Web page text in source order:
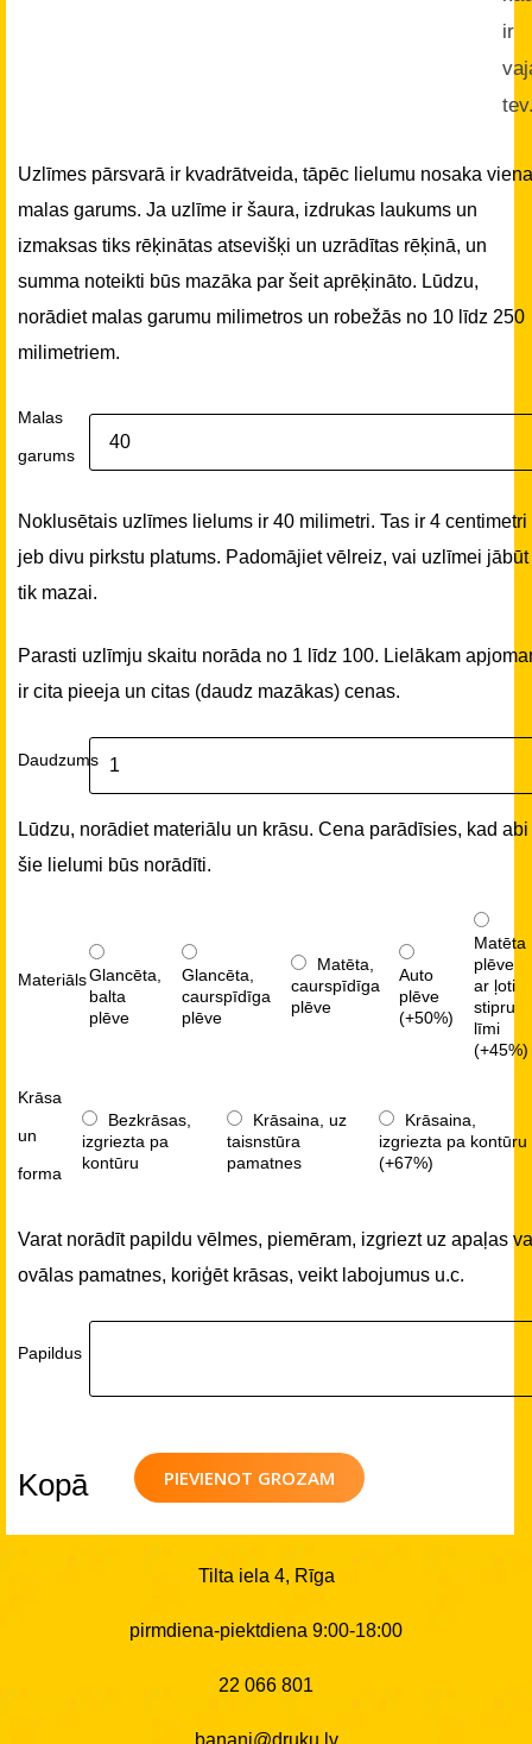
ir
Uzlīmes pārsvarā ir kvadrātveida, tāpēc lielumu nosaka
malas garums. Ja uzlīme ir šaura, izdrukas laukums un
izmaksas tiks rēķinātas atsevišķi un uzrādītas rēķinā, un
summa noteikti būs mazāka par šeit aprēķināto. Lūdzu,
norādiet malas garumu milimetros un robežās no 10 līdz 250
milimetriem.
Malas
garums
Noklusētais uzlīmes lielums ir 40 milimetri. Tas ir 4 centimetri
jeb divu pirkstu platums. Padomājiet vēlreiz, vai uzlīmei jābūt
tik mazai.
Parasti uzlīmju skaitu norāda no 1 līdz 100. Lielākam
ir cita pieeja un citas (daudz mazākas) cenas.
Daudzums
Lūdzu, norādiet materiālu un krāsu. Cena parādīsies, kad abi
šie lielumi būs norādīti.
MateriālsGlancēta,
balta
plēve
Glancēta,
caurspīdīga
plēve
Matēta,
caurspīdīga
plēve
Auto
plēve
(+50%)
Matēta
plēve
ar ļoti
stipru
līmi
(+45%)
Krāsa
un
forma
Bezkrāsas,
izgriezta pa
kontūru
Krāsaina, uz
taisnstūra
pamatnes
Krāsaina,
izgriezta pa kontūru
(+67%)
Varat norādīt papildu vēlmes, piemēram, izgriezt uz apaļas
ovālas pamatnes, koriģēt krāsas, veikt labojumus u.c.
Papildus
PIEVIENOT GROZAM
Kopā
Tilta iela 4, Rīga
pirmdiena-piektdiena 9:00-18:00
22 066 801
banani@druku.lv